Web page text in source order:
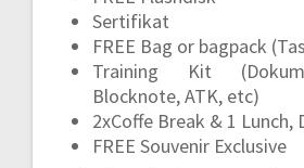
Sertifikat
FREE Bag or bagpack
Training Kit
Blocknote, ATK, etc)
2xCoffe Break & 1 Lunch,
FREE Souvenir Exclusive